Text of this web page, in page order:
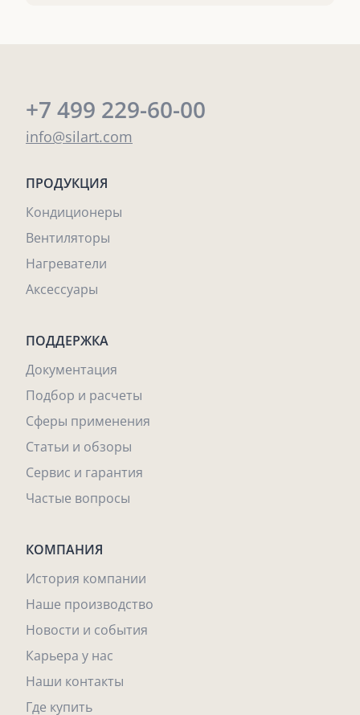
+7 499 229-60-00
info@silart.com
ПРОДУКЦИЯ
Кондиционеры
Вентиляторы
Нагреватели
Аксессуары
ПОДДЕРЖКА
Документация
Подбор и расчеты
Сферы применения
Статьи и обзоры
Сервис и гарантия
Частые вопросы
КОМПАНИЯ
История компании
Наше производство
Новости и события
Карьера у нас
Наши контакты
Где купить